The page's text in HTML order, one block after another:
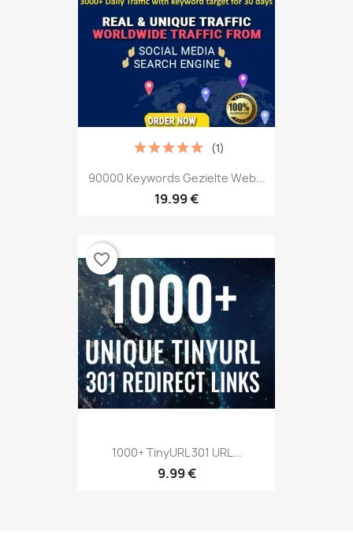
90000 Keywords Gezielte Web...
19.99 €
(1)
1000+ TinyURL 301 URL...
9.99 €
favorite_border